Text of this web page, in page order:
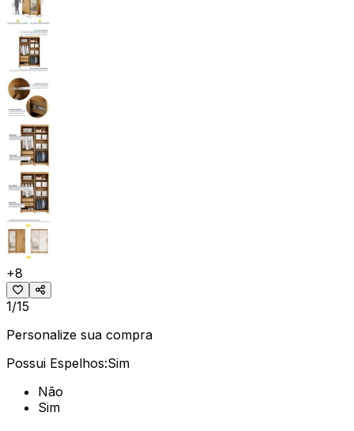
+8
1/15
Personalize sua compra
Possui Espelhos:Sim
Não
Sim